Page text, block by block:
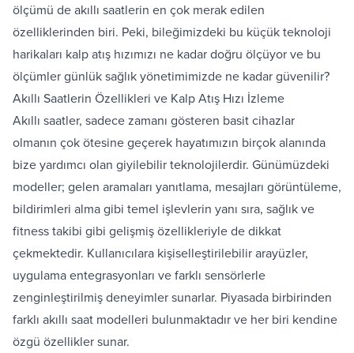
ölçümü de akıllı saatlerin en çok merak edilen
özelliklerinden biri. Peki, bileğimizdeki bu küçük teknoloji
harikaları kalp atış hızımızı ne kadar doğru ölçüyor ve bu
ölçümler günlük sağlık yönetimimizde ne kadar güvenilir?
Akıllı Saatlerin Özellikleri ve Kalp Atış Hızı İzleme
Akıllı saatler, sadece zamanı gösteren basit cihazlar
olmanın çok ötesine geçerek hayatımızın birçok alanında
bize yardımcı olan giyilebilir teknolojilerdir. Günümüzdeki
modeller; gelen aramaları yanıtlama, mesajları görüntüleme,
bildirimleri alma gibi temel işlevlerin yanı sıra, sağlık ve
fitness takibi gibi gelişmiş özellikleriyle de dikkat
çekmektedir. Kullanıcılara kişiselleştirilebilir arayüzler,
uygulama entegrasyonları ve farklı sensörlerle
zenginleştirilmiş deneyimler sunarlar. Piyasada birbirinden
farklı akıllı saat modelleri bulunmaktadır ve her biri kendine
özgü özellikler sunar.